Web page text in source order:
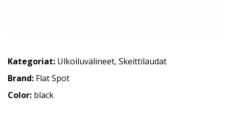
Kategoriat: Ulkoiluvälineet, Skeittilaudat
Brand: Flat Spot
Color: black